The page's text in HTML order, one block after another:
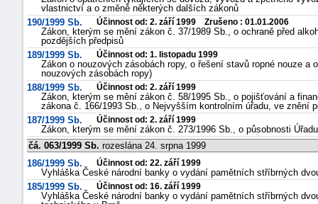
vlastnictví a o změně některých dalších zákonů
190/1999 Sb.
Účinnost od: 2. září 1999 Zrušeno : 01.01.2006
Zákon, kterým se mění zákon č. 37/1989 Sb., o ochraně před
pozdějších předpisů
189/1999 Sb.
Účinnost od: 1. listopadu 1999
Zákon o nouzových zásobách ropy, o řešení stavů ropné nouze
nouzových zásobách ropy)
188/1999 Sb.
Účinnost od: 2. září 1999
Zákon, kterým se mění zákon č. 58/1995 Sb., o pojišťování a
zákona č. 166/1993 Sb., o Nejvyšším kontrolním úřadu, ve znění
187/1999 Sb.
Účinnost od: 2. září 1999
Zákon, kterým se mění zákon č. 273/1996 Sb., o působnosti
čá. 063/1999 Sb. rozeslána 24. srpna 1999
186/1999 Sb.
Účinnost od: 22. září 1999
Vyhláška České národní banky o vydání pamětních stříbrných
185/1999 Sb.
Účinnost od: 16. září 1999
Vyhláška České národní banky o vydání pamětních stříbrných